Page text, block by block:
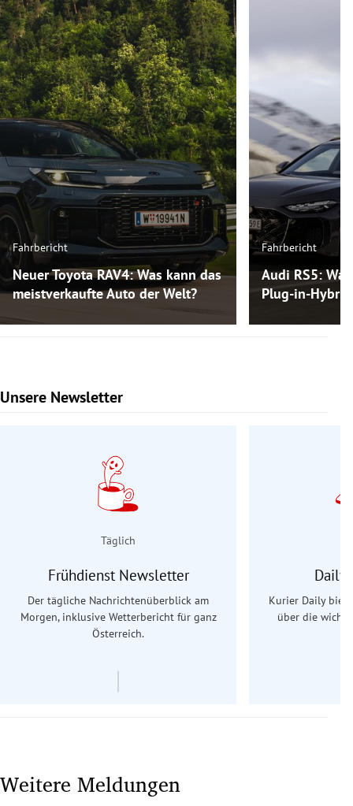
Fahrbericht
Neuer Toyota RAV4: Was kann das
meistverkaufte Auto der Welt?
Fahrbericht
Audi RS5:
Plug-in-
Unsere Newsletter
Slide 1 von 9
Täglich
Frühdienst Newsletter
Der tägliche Nachrichtenüberblick am
Morgen, inklusive Wetterbericht für ganz
Österreich.
Daily
Kurier Daily
über die
Weitere Meldungen